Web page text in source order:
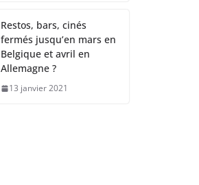
Restos, bars, cinés
fermés jusqu’en mars en
Belgique et avril en
Allemagne ?
13 janvier 2021